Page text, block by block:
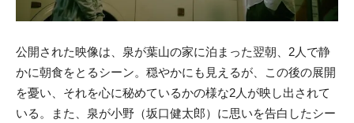
公開された映像は、泉が葉山の家に泊まった翌朝、2人で静
かに朝食をとるシーン。穏やかにも見えるが、この後の展開
を憂い、それを心に秘めているかの様な2人が映し出されて
いる。また、泉が小野（坂口健太郎）に思いを告白したシー